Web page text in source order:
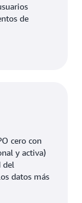
de
cero con
y activa)
del
datos más